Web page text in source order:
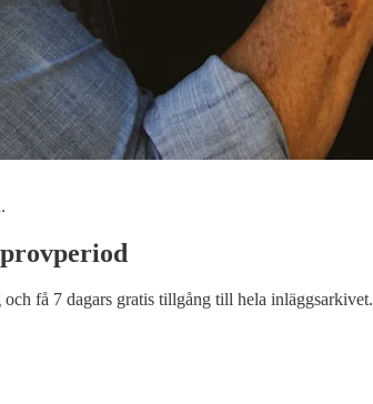
få 7 dagars gratis tillgång till hela inläggsarkivet.